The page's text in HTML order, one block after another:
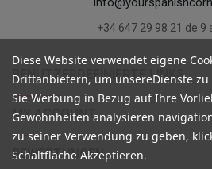
+34 647 29 98 21 de 9
BENUTZERDEFINIERTE LINKS
MY ACCOUNT
BEWERTUNGEN
Diese Website verwendet eigene
Drittanbietern, um unsereDienste
Sie Werbung in Bezug auf Ihre
Gewohnheiten analysieren
zu seiner Verwendung zu geben,
Schaltfläche Akzeptieren.